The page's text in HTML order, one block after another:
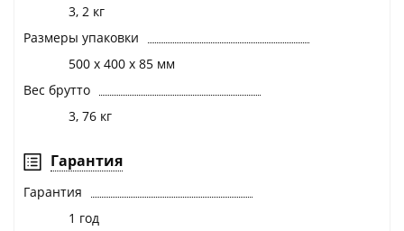
3, 2 кг
Размеры упаковки
500 х 400 х 85 мм
Вес брутто
3, 76 кг
Гарантия
Гарантия
1 год